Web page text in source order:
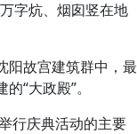
字炕、烟囱竖在地
阳故宫建筑群中，最
“大政殿”。
行庆典活动的主要